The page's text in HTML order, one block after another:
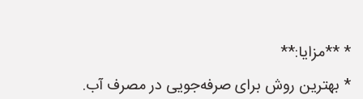
* **مزایا:**
* بهترین روش برای صرفه‌جویی در مصرف آب.